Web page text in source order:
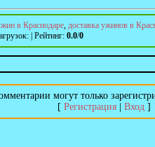
в Краснодаре, доставка ужинов в
: Рейтинг: 0.0/0
могут только
[ Регистрация| Вход]